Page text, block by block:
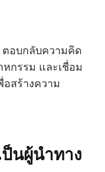
ตอบกลับความคิด
หกรรม และเชื่อม
สร้างความ
นผู้นำทาง